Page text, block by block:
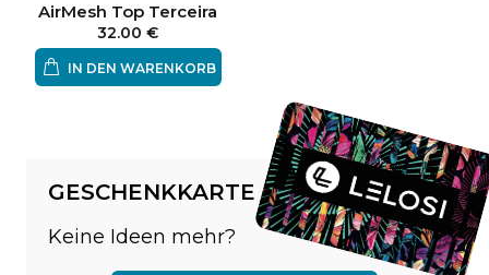
AirMesh Top Terceira
32.00 €
IN DEN WARENKORB
GESCHENKKARTE
Keine Ideen mehr?